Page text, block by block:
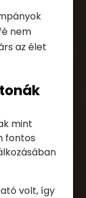
nem
az élet
mint
fontos
volt, így